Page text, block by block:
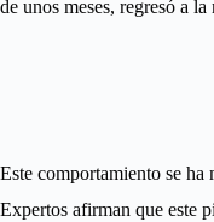
de unos meses, regresó a
Este comportamiento se ha
Expertos afirman que este